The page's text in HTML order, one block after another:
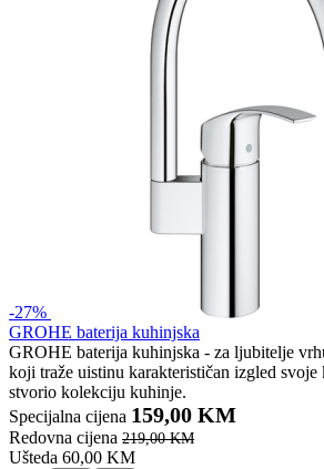
-27%
GROHE baterija kuhinjska
GROHE baterija kuhinjska - za ljubitelje
koji traže uistinu karakterističan izgled
stvorio kolekciju kuhinje.
Specijalna cijena 159,00 KM
Redovna cijena 219,00 KM
Ušteda 60,00 KM